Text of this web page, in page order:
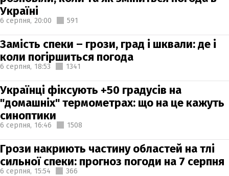
Україні
6 серпня, 20:00 591
Замість спеки – грози, град і шквали: де і
коли погіршиться погода
6 серпня, 18:53 1341
Українці фіксують +50 градусів на
"домашніх" термометрах: що на це кажуть
синоптики
6 серпня, 16:46 1508
Грози накриють частину областей на тлі
сильної спеки: прогноз погоди на 7 серпня
6 серпня, 15:54 366